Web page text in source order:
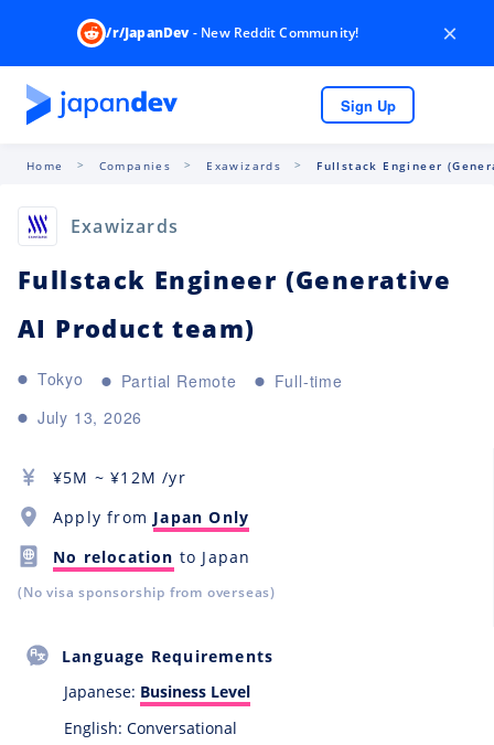
/r/JapanDev- New Reddit Community! ×
Sign Up
Home Companies Exawizards Fullstack Engineer
Exawizards
Fullstack Engineer (Generative
AI Product team)
Tokyo Partial Remote
Full-time
July 13, 2026
¥5M ~ ¥12M /yr
Apply from Japan Only
No relocation to Japan
(No visa sponsorship from overseas)
Language Requirements
Japanese: Business Level
English: Conversational